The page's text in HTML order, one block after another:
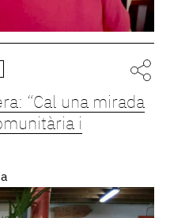
“Cal una mirada
i